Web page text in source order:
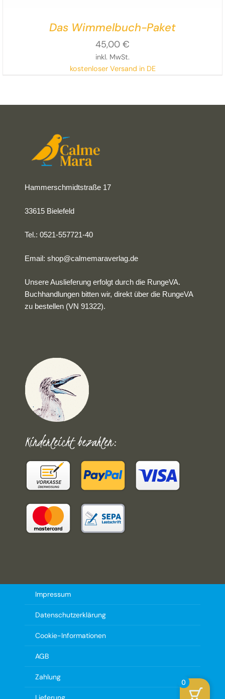
Das Wimmelbuch-Paket
45,00 €
inkl. MwSt.
kostenloser Versand in DE
Hammerschmidtstraße 17
33615 Bielefeld
Tel.: 0521-557721-40
Email:shop@calmemaraverlag.de
Unsere Auslieferung erfolgt durch die RungeVA.
Buchhandlungen bitten wir, direkt über die RungeVA
zu bestellen (VN 91322).
Kinderleicht bezahlen:
Impressum
Datenschutzerklärung
Cookie-Informationen
AGB
Zahlung
0